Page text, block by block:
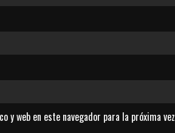
y web en este navegador para la próxima